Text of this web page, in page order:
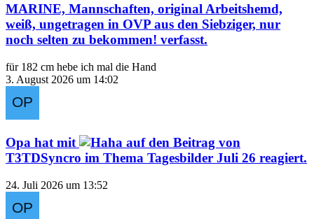
MARINE, Mannschaften, original Arbeitshemd,
weiß, ungetragen in OVP aus den Siebziger, nur
noch selten zu bekommen! verfasst.
für 182 cm hebe ich mal die Hand
3. August 2026 um 14:02
Opa hat mit
auf den Beitrag von
T3TDSyncro im Thema Tagesbilder Juli 26 reagiert.
24. Juli 2026 um 13:52